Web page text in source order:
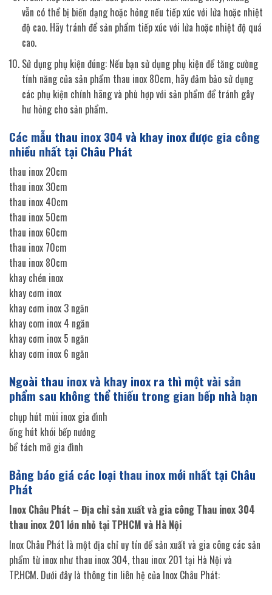
vẫn có thể bị biến dạng hoặc hỏng nếu tiếp xúc với lửa hoặc nhiệt
độ cao. Hãy tránh để sản phẩm tiếp xúc với lửa hoặc nhiệt độ quá
cao.
Sử dụng phụ kiện đúng: Nếu bạn sử dụng phụ kiện để tăng cường
tính năng của sản phẩm thau inox 80cm, hãy đảm bảo sử dụng
các phụ kiện chính hãng và phù hợp với sản phẩm để tránh gây
hư hỏng cho sản phẩm.
Các mẫu thau inox 304 và khay inox được gia công
nhiều nhất tại Châu Phát
thau inox 20cm
thau inox 30cm
thau inox 40cm
thau inox 50cm
thau inox 60cm
thau inox 70cm
thau inox 80cm
khay chén inox
khay cơm inox
khay cơm inox 3 ngăn
khay com inox 4 ngăn
khay cơm inox 5 ngăn
khay cơm inox 6 ngăn
Ngoài thau inox và khay inox ra thì một vài sản
phẩm sau không thể thiếu trong gian bếp nhà bạn
chụp hút mùi inox gia đình
ống hút khói bếp nướng
bể tách mỡ gia đình
Bảng báo giá các loại thau inox mới nhất tại Châu
Phát
Inox Châu Phát – Địa chỉ sản xuất và gia công Thau inox 304
thau inox 201 lớn nhỏ tại TPHCM và Hà Nội
Inox Châu Phát là một địa chỉ uy tín để sản xuất và gia công các sản
phẩm từ inox như thau inox 304, thau inox 201 tại Hà Nội và
TP.HCM. Dưới đây là thông tin liên hệ của Inox Châu Phát: